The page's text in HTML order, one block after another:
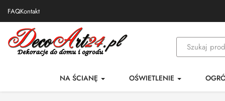
FAQKontakt
NA ŚCIANĘ OŚWIETLENIE